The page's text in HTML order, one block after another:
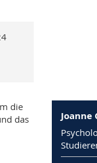
die
das
Joanne